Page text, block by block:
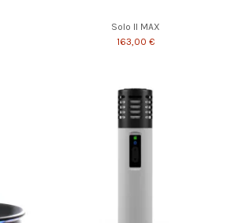
Solo II MAX
163,00 €